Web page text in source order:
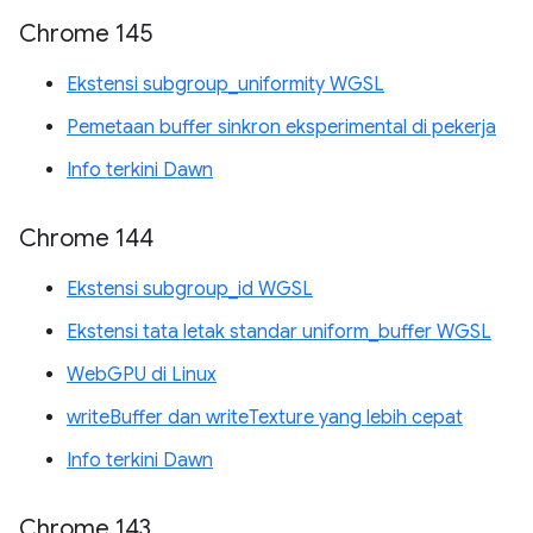
Chrome 145
Ekstensi subgroup_uniformity WGSL
Pemetaan buffer sinkron eksperimental di pekerja
Info terkini Dawn
Chrome 144
Ekstensi subgroup_id WGSL
Ekstensi tata letak standar uniform_buffer WGSL
WebGPU di Linux
writeBuffer dan writeTexture yang lebih cepat
Info terkini Dawn